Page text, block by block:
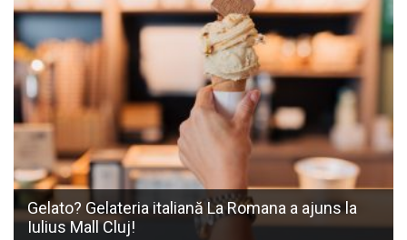
Gelato? Gelateria italiană La Romana a ajuns la
Iulius Mall Cluj!